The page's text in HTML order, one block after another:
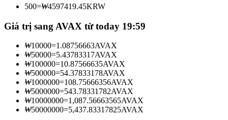
Sao chép Giao dịch
Tham gia cùng các nhà giao dịch hàng đầu
500=₩4597419.45KRW
Giá trị sang AVAX từ today 19:59
₩10000=1.08756663AVAX
₩50000=5.43783317AVAX
₩100000=10.87566635AVAX
₩500000=54.37833178AVAX
₩1000000=108.75666356AVAX
₩5000000=543.78331782AVAX
₩10000000=1,087.56663565AVAX
₩50000000=5,437.83317825AVAX